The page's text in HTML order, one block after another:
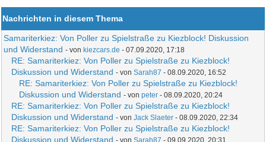
Nachrichten in diesem Thema
Samariterkiez: Von Poller zu Spielstraße zu Kiezblock! Diskussion
und Widerstand - von kiezcars.de - 07.09.2020, 17:18
RE: Samariterkiez: Von Poller zu Spielstraße zu Kiezblock!
Diskussion und Widerstand - vonSarah87 - 08.09.2020, 16:52
RE: Samariterkiez: Von Poller zu Spielstraße zu Kiezblock!
Diskussion und Widerstand - vonpeter - 08.09.2020, 20:24
RE: Samariterkiez: Von Poller zu Spielstraße zu Kiezblock!
Diskussion und Widerstand - vonJack Slaeter - 08.09.2020, 22:34
RE: Samariterkiez: Von Poller zu Spielstraße zu Kiezblock!
Diskussion und Widerstand - vonSarah87 - 09.09.2020, 20:31